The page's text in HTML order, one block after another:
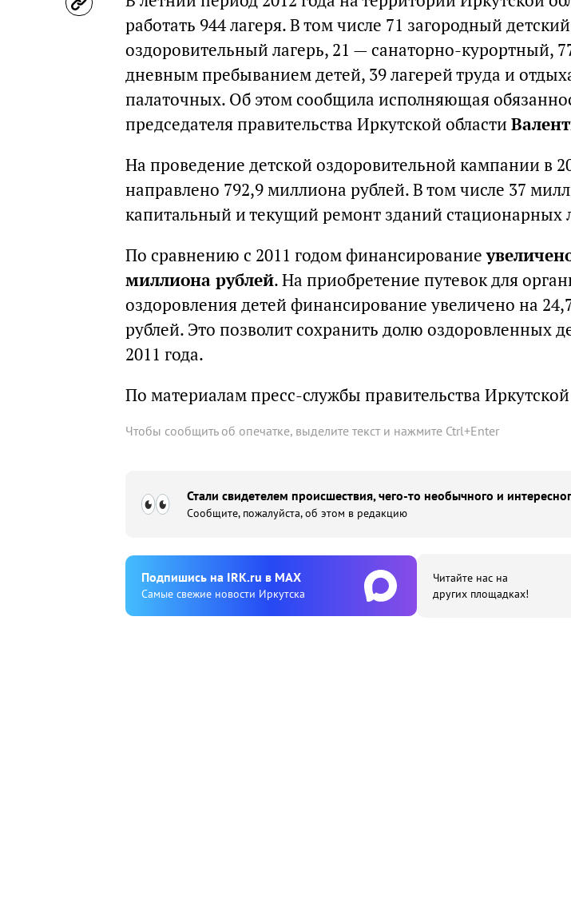
работать 944 лагеря. В том числе 71 загородный детский
оздоровительный лагерь, 21 — санаторно-курортный,
дневным пребыванием детей, 39 лагерей труда и
палаточных. Об этом сообщила исполняющая
председателя правительства Иркутской области
На проведение детской оздоровительной кампании в
направлено 792,9 миллиона рублей. В том числе 37
капитальный и текущий ремонт зданий стационарных
По сравнению с 2011 годом финансирование
миллиона рублей. На приобретение путевок для
оздоровления детей финансирование увеличено на
рублей. Это позволит сохранить долю оздоровленных
2011 года.
По материалам пресс-службы правительства Иркутской
Чтобы сообщить об опечатке, выделите текст и нажмите Ctrl+Enter
Стали свидетелем происшествия, чего-то необычного и
Сообщите, пожалуйста, об этом в редакцию
Подпишиcь на IRK.ru в MAX
Cамые свежие новости Иркутска
Читайте нас на
других площадках!